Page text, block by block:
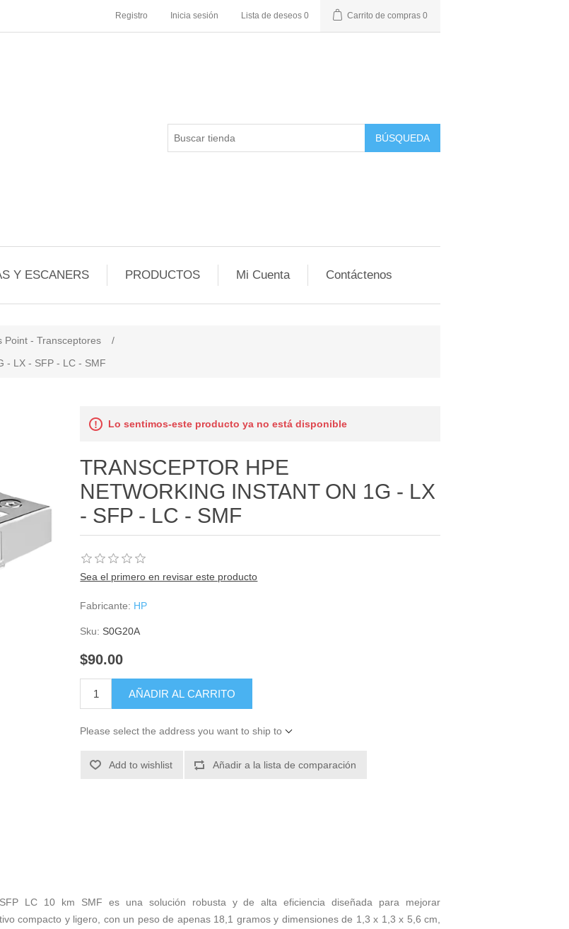
Registro Inicia sesión Lista de deseos 0 Carrito de compras 0
BÚSQUEDA
Y ESCANERS PRODUCTOS Mi Cuenta Contáctenos
Point - Transceptores
/
- LX - SFP - LC - SMF
Lo sentimos-este producto ya no está disponible
TRANSCEPTOR HPE
NETWORKING INSTANT ON 1G - LX
- SFP - LC - SMF
Sea el primero en revisar este producto
Fabricante: HP
Sku: S0G20A
$90.00
AÑADIR AL CARRITO
Please select the address you want to ship to
Add to wishlist Añadir a la lista de comparación
LC 10 km SMF es una solución robusta y de alta eficiencia diseñada para mejorar
compacto y ligero, con un peso de apenas 18,1 gramos y dimensiones de 1,3 x 1,3 x 5,6 cm,